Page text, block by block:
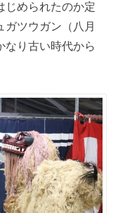
じめられたのか定
ガツウガン（八月
なり古い時代から